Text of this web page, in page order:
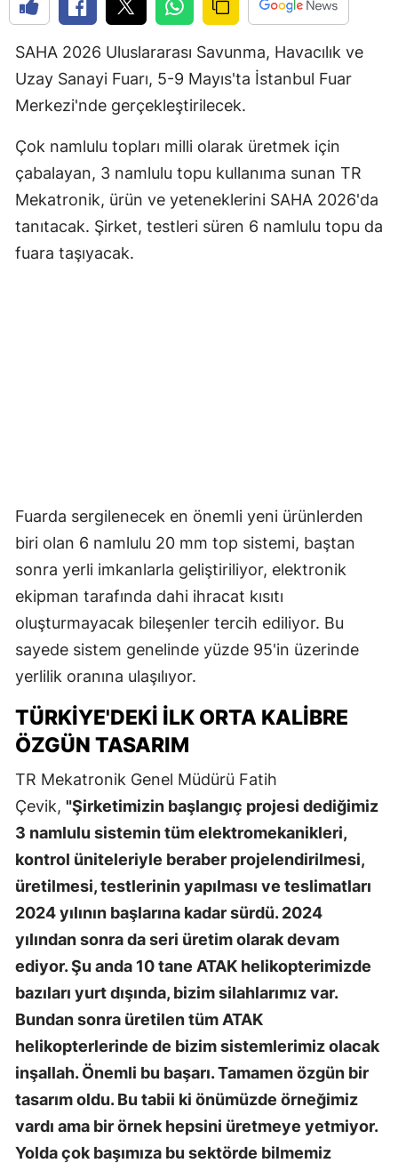
SAHA 2026 Uluslararası Savunma, Havacılık ve
Uzay Sanayi Fuarı, 5-9 Mayıs'ta İstanbul Fuar
Merkezi'nde gerçekleştirilecek.
Çok namlulu topları milli olarak üretmek için
çabalayan, 3 namlulu topu kullanıma sunan TR
Mekatronik, ürün ve yeteneklerini SAHA 2026'da
tanıtacak. Şirket, testleri süren 6 namlulu topu da
fuara taşıyacak.
Fuarda sergilenecek en önemli yeni ürünlerden
biri olan 6 namlulu 20 mm top sistemi, baştan
sonra yerli imkanlarla geliştiriliyor, elektronik
ekipman tarafında dahi ihracat kısıtı
oluşturmayacak bileşenler tercih ediliyor. Bu
sayede sistem genelinde yüzde 95'in üzerinde
yerlilik oranına ulaşılıyor.
TÜRKİYE'DEKİ İLK ORTA KALİBRE
ÖZGÜN TASARIM
TR Mekatronik Genel Müdürü Fatih
Çevik, "Şirketimizin başlangıç projesi dediğimiz
3 namlulu sistemin tüm elektromekanikleri,
kontrol üniteleriyle beraber projelendirilmesi,
üretilmesi, testlerinin yapılması ve teslimatları
2024 yılının başlarına kadar sürdü. 2024
yılından sonra da seri üretim olarak devam
ediyor. Şu anda 10 tane ATAK helikopterimizde
bazıları yurt dışında, bizim silahlarımız var.
Bundan sonra üretilen tüm ATAK
helikopterlerinde de bizim sistemlerimiz olacak
inşallah. Önemli bu başarı. Tamamen özgün bir
tasarım oldu. Bu tabii ki önümüzde örneğimiz
vardı ama bir örnek hepsini üretmeye yetmiyor.
Yolda çok başımıza bu sektörde bilmemiz